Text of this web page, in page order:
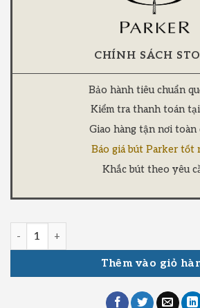
CHÍNH SÁCH
Bảo hành tiêu chuẩn
Kiểm tra thanh toán
Giao hàng tận nơi toàn
Báo giá bút Parker tốt
Khắc bút theo yêu
Thêm vào giỏ